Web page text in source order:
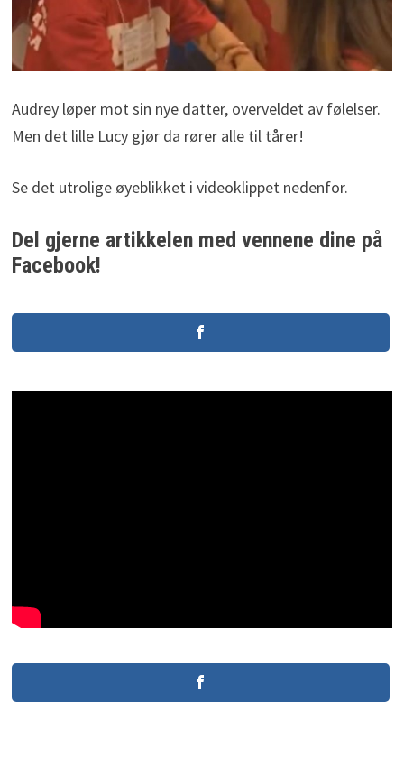
Audrey løper mot sin nye datter, overveldet av følelser.
Men det lille Lucy gjør da rører alle til tårer!
Se det utrolige øyeblikket i videoklippet nedenfor.
Del gjerne artikkelen med vennene dine på
Facebook!